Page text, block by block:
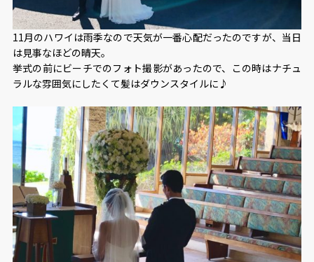
11月のハワイは雨季なので天気が一番心配だったのですが、当日
は見事なほどの晴天。
挙式の前にビーチでのフォト撮影があったので、この時はナチュ
ラルな雰囲気にしたくて髪はダウンスタイルに♪